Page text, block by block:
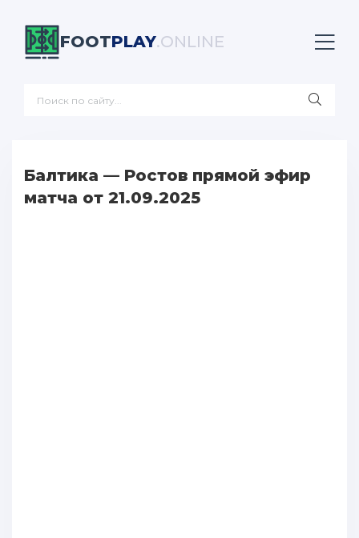
FOOTPLAY.ONLINE
Балтика — Ростов прямой эфир
матча от 21.09.2025